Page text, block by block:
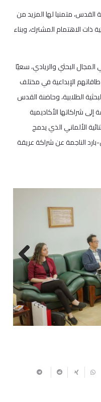
متمنيا لها المزيد من
ذات الاهتمام المشترك، وبناء
البحثي والريادي، سعيًا
الإبداعية في مختلف
الطلابية، وحاضنة القدس
إلى شراكاتها الأكاديمية
الألماني الذي يدمج
الناجمة عن شراكة عريقة
Next